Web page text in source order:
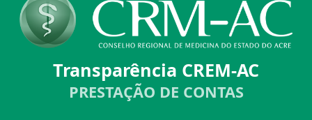
Transparência CREM-AC
PRESTAÇÃO DE CONTAS